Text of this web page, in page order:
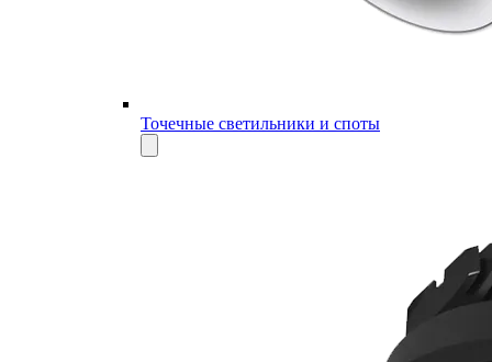
Точечные светильники и споты